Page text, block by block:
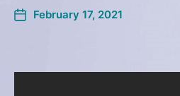
February 17, 2021